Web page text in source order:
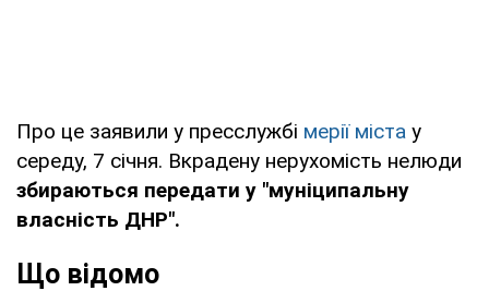
Про це заявили у пресслужбі мерії міста у
середу, 7 січня. Вкрадену нерухомість нелюди
збираються передати у "муніципальну
власність ДНР".
Що відомо